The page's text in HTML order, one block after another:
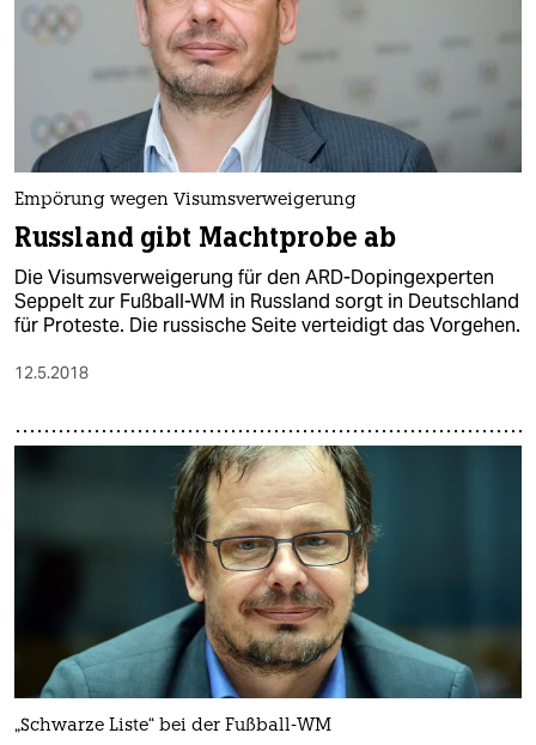
Empörung wegen Visumsverweigerung
Russland gibt Machtprobe ab
Die Visumsverweigerung für den ARD-Dopingexperten
Seppelt zur Fußball-WM in Russland sorgt in Deutschland
für Proteste. Die russische Seite verteidigt das Vorgehen.
12.5.2018
„Schwarze Liste“ bei der Fußball-WM